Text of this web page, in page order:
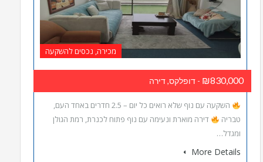
מכירה, נכסים להשקעה
₪830,000 - דופלקס, דירה
השקעה עם נוף שלא רואים כל יום – 2.5 חדרים באחד העם,
טבריה
דירה מוארת ונעימה עם נוף פתוח לכנרת, רמת הגולן
ומגדל…
More Details